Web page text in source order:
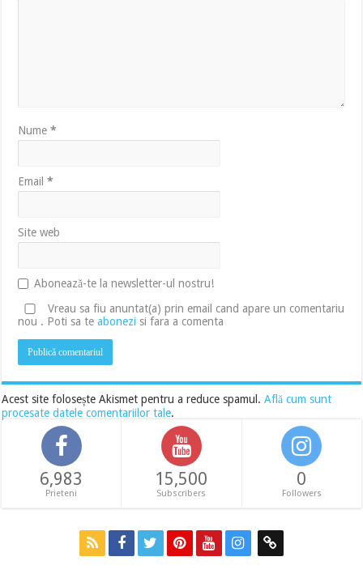
Nume*
Email*
Site web
Abonează-te la newsletter-ul nostru!
Vreau sa fiu anuntat(a) prin email cand apare un comentariu
nou . Poti sa teabonezi si fara a comenta
Acest site folosește Akismet pentru a reduce spamul.Află cum sunt
procesate datele comentariilor tale.
6,983
Prieteni
15,500
Subscribers
0
Followers